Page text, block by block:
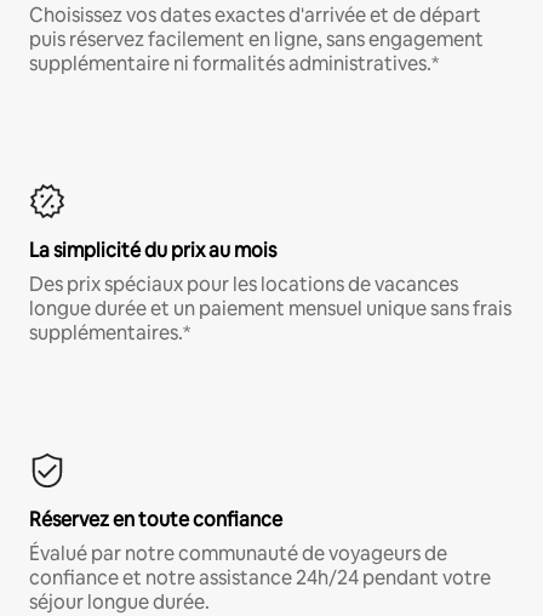
Choisissez vos dates exactes d'arrivée et de départ
puis réservez facilement en ligne, sans engagement
supplémentaire ni formalités administratives.*
La simplicité du prix au mois
Des prix spéciaux pour les locations de vacances
longue durée et un paiement mensuel unique sans frais
supplémentaires.*
Réservez en toute confiance
Évalué par notre communauté de voyageurs de
confiance et notre assistance 24h/24 pendant votre
séjour longue durée.